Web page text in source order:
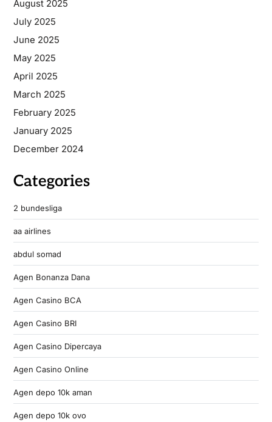
August 2025
July 2025
June 2025
May 2025
April 2025
March 2025
February 2025
January 2025
December 2024
Categories
2 bundesliga
aa airlines
abdul somad
Agen Bonanza Dana
Agen Casino BCA
Agen Casino BRI
Agen Casino Dipercaya
Agen Casino Online
Agen depo 10k aman
Agen depo 10k ovo